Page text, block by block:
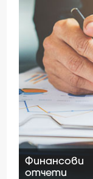
Финансови
отчети